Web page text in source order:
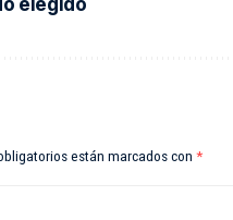
elegido
están marcados con *